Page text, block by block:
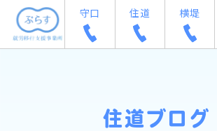
守口 住道 横堤
住道ブログ